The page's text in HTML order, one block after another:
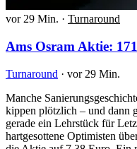
vor 29 Min. · Turnaround
Ams Osram Aktie:
Turnaround · vor 29 Min.
Manche
kippen plötzlich – und dann
gerade ein Lehrstück für
hartgesottene Optimisten